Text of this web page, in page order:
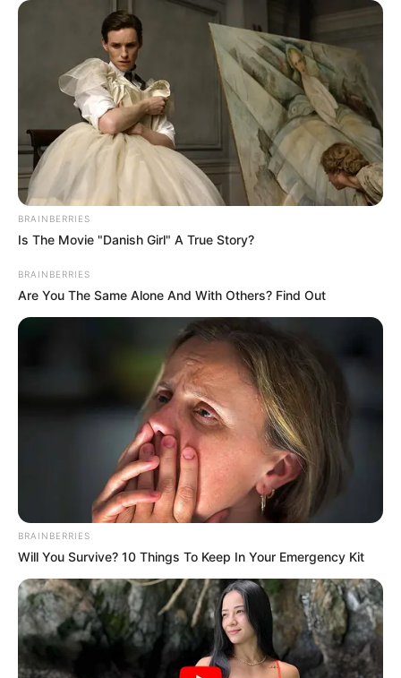
BRAINBERRIES
Is The Movie "Danish Girl" A True Story?
BRAINBERRIES
Are You The Same Alone And With Others? Find Out
BRAINBERRIES
Will You Survive? 10 Things To Keep In Your Emergency Kit